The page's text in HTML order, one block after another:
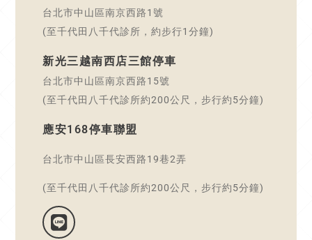
台北市中山區南京西路1號
(至千代田八千代診所，約步行1分鐘)
新光三越南西店三館停車
台北市中山區南京西路15號
(至千代田八千代診所約200公尺，步行約5分鐘)
應安168停車聯盟
台北市中山區長安西路19巷2弄
(至千代田八千代診所約200公尺，步行約5分鐘)